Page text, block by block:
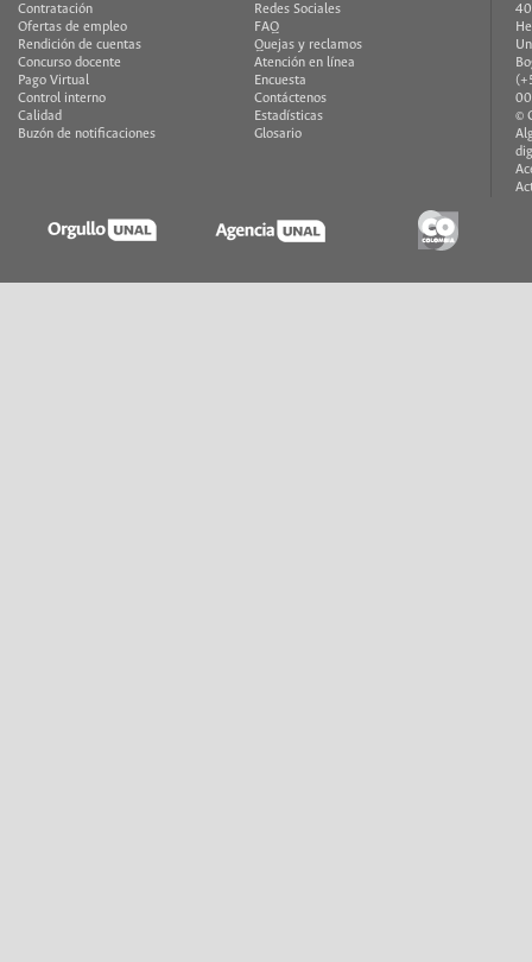
Contratación
Ofertas de empleo
Rendición de cuentas
Concurso docente
Pago Virtual
Control interno
Calidad
Buzón de notificaciones
Redes Sociales
FAQ
Quejas y reclamos
Atención en línea
Encuesta
Contáctenos
Estadísticas
Glosario
©